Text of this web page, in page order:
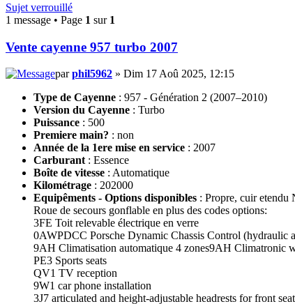
Sujet verrouillé
1 message • Page 1 sur 1
Vente cayenne 957 turbo 2007
parphil5962 » Dim 17 Aoû 2025, 12:15
Type de Cayenne : 957 - Génération 2 (2007–2010)
Version du Cayenne : Turbo
Puissance : 500
Premiere main? : non
Année de la 1ere mise en service : 2007
Carburant : Essence
Boîte de vitesse : Automatique
Kilométrage : 202000
Equipêments - Options disponibles : Propre, cuir
Roue de secours gonflable en plus des codes options:
3FE Toit relevable électrique en verre
0AWPDCC Porsche Dynamic Chassis Control (hydraulic
9AH Climatisation automatique 4 zones9AH Climatronic
PE3 Sports seats
QV1 TV reception
9W1 car phone installation
3J7 articulated and height-adjustable headrests for front